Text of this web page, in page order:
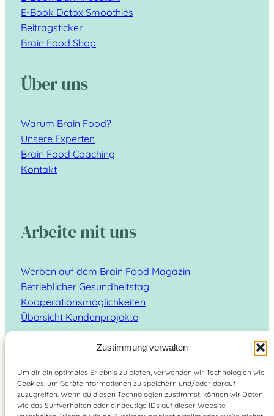
Zustimmung verwalten
Um dir ein optimales Erlebnis zu bieten, verwenden wir Technologien wie
Cookies, um Geräteinformationen zu speichern und/oder darauf
zuzugreifen. Wenn du diesen Technologien zustimmst, können wir Daten
wie das Surfverhalten oder eindeutige IDs auf dieser Website
E-Book Detox Smoothies
Beitragsticker
Brain Food Shop
Über uns
Warum Brain Food?
Unsere Experten
Brain Food Coaching
Kontakt
Arbeite mit uns
Werben auf dem Brain Food Magazin
Betrieblicher Gesundheitstag
Kooperationsmöglichkeiten
Übersicht Kundenprojekte
Suchen